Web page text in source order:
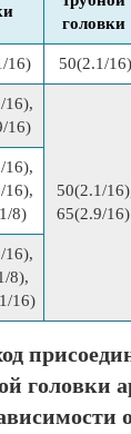
головки
16) 50(2.1/16)
16),
16)
50(2.1/
65(2.9/16)
16),
16),
8)
16),
8),
16)
головки